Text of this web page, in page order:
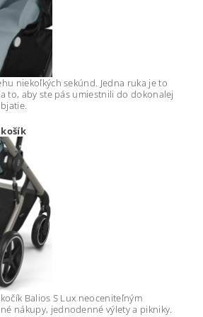
niekoľkých sekúnd. Jedna ruka je to
to, aby ste pás umiestnili do dokonalej
Balios S Lux neoceniteľným
nákupy, jednodenné výlety a pikniky.